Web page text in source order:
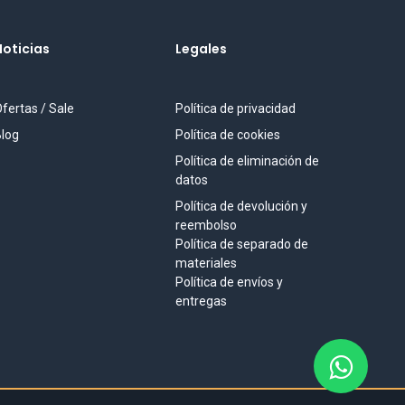
/ Sale
Legales
Política de privacidad
Política de cookies
Política de eliminación de
datos
Política de devolución y
reembolso
Política de separado de
materiales
Política de envíos y
entregas